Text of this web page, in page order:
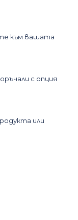
към вашата
с опция
или